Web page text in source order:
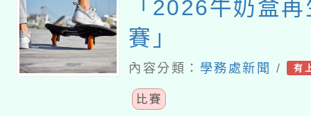
「2026牛奶盒
賽」
內容分類： 學務處新聞 / 有
比賽